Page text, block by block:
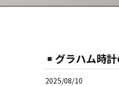
グラハム時
2025/08/10